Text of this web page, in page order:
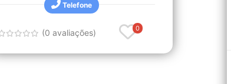
Telefone
(0 avaliações) 0